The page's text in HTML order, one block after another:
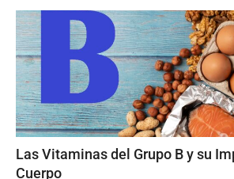
Las Vitaminas del Grupo B y su
Cuerpo